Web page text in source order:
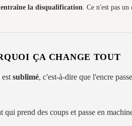
la disqualification. Ce n'est pas
ÇA CHANGE TOUT
sublimé, c'est-à-dire que l'encre
qui prend des coups et passe en